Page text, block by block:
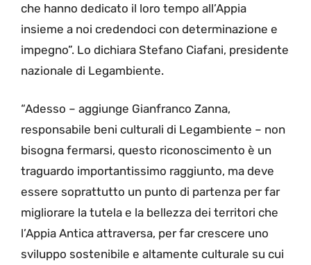
che hanno dedicato il loro tempo all’Appia
insieme a noi credendoci con determinazione e
impegno”. Lo dichiara Stefano Ciafani, presidente
nazionale di Legambiente.
“Adesso – aggiunge Gianfranco Zanna,
responsabile beni culturali di Legambiente – non
bisogna fermarsi, questo riconoscimento è un
traguardo importantissimo raggiunto, ma deve
essere soprattutto un punto di partenza per far
migliorare la tutela e la bellezza dei territori che
l’Appia Antica attraversa, per far crescere uno
sviluppo sostenibile e altamente culturale su cui